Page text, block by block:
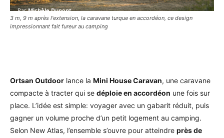
3 m, 9 m après l'extension, la caravane turque en accordéon, ce design
impressionnant fait fureur au camping
Par Michèle Dupont
Ortsan Outdoor lance la Mini House Caravan, une caravane
compacte à tracter qui se déploie en accordéon une fois sur
place. L’idée est simple: voyager avec un gabarit réduit, puis
gagner un volume proche d’un petit logement au camping.
Selon New Atlas, l’ensemble s’ouvre pour atteindre près de